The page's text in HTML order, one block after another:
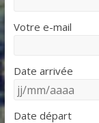
Votre e-mail
Date arrivée
Date départ